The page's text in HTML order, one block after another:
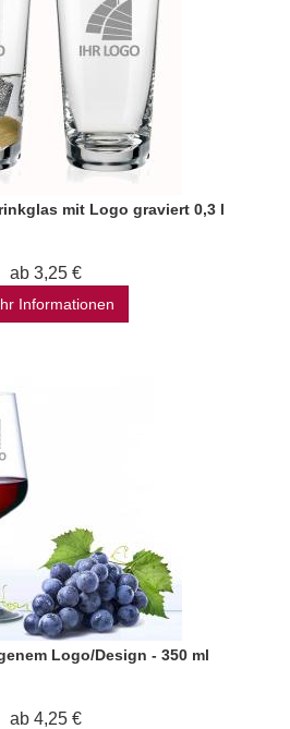
mit Logo graviert 0,3 l
ab 3,25 €
Informationen
Logo/Design - 350 ml
ab 4,25 €